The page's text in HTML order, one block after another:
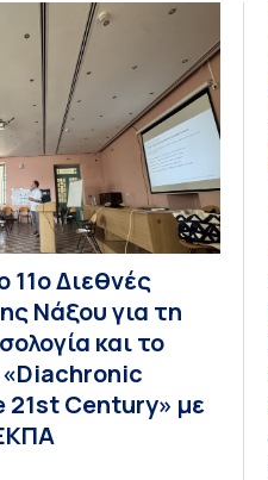
11ο Διεθνές
Νάξου για τη
και το
«Diachronic
Century» με